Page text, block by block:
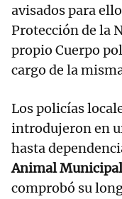
avisados para
Protección de la
propio Cuerpo
cargo de la
Los policías
introdujeron en
hasta
Animal
comprobó su